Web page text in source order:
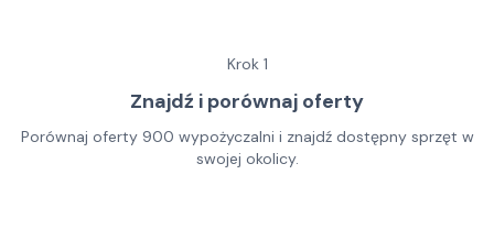
Krok 1
Znajdź i porównaj oferty
Porównaj oferty 900 wypożyczalni i znajdź dostępny sprzęt w
swojej okolicy.